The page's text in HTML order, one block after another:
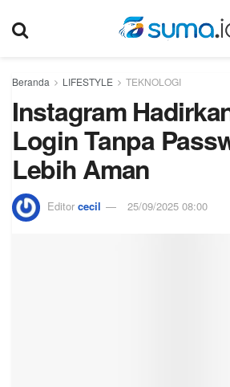
Beranda LIFESTYLE TEKNOLOGI
Instagram
Login Tanpa
Lebih Aman
Editor cecil 25/09/2025 08:00